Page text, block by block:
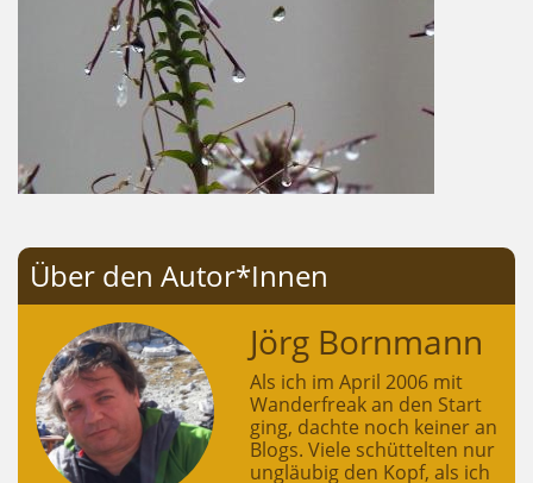
Über den Autor*Innen
Jörg Bornmann
Als ich im April 2006 mit
Wanderfreak an den Start
ging, dachte noch keiner an
Blogs. Viele schüttelten nur
ungläubig den Kopf, als ich